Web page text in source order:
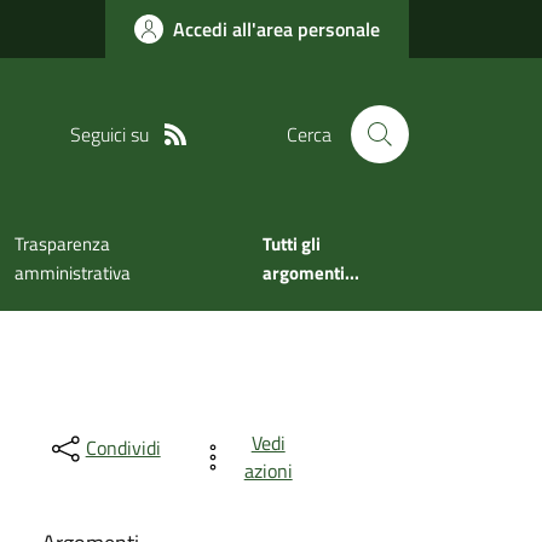
Accedi all'area personale
Seguici su Cerca
Trasparenza
amministrativa
Tutti gli
argomenti...
Condividi
Vedi
azioni